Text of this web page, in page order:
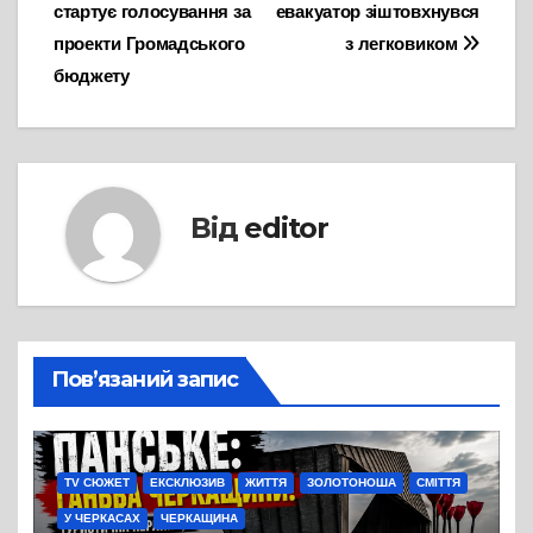
записів
евакуатор зіштовхнувся
з легковиком
стартує голосування за
проекти Громадського
бюджету
Від editor
Пов’язаний запис
TV СЮЖЕТ ЕКСКЛЮЗИВ ЖИТТЯ ЗОЛОТОНОША СМІТТЯ
У ЧЕРКАСАХ ЧЕРКАЩИНА